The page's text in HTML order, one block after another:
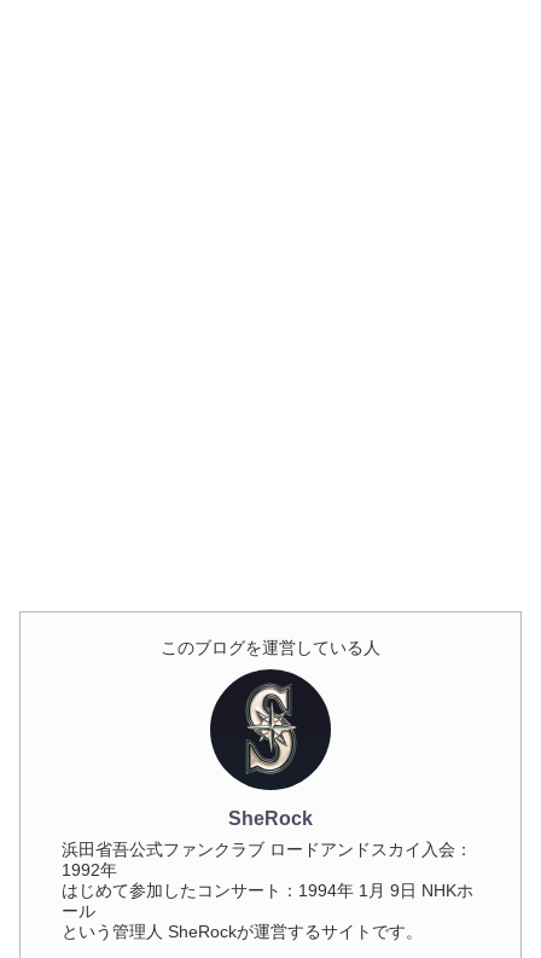
このブログを運営している人
SheRock
浜田省吾公式ファンクラブ ロードアンドスカイ入会：
1992年
はじめて参加したコンサート：1994年 1月 9日 NHKホ
ール
という管理人 SheRockが運営するサイトです。